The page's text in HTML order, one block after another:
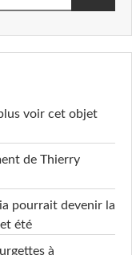
voir cet objet
de Thierry
pourrait devenir la
été
à